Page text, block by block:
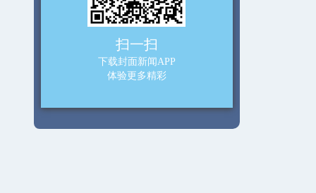
扫一扫
下载封面新闻APP
体验更多精彩